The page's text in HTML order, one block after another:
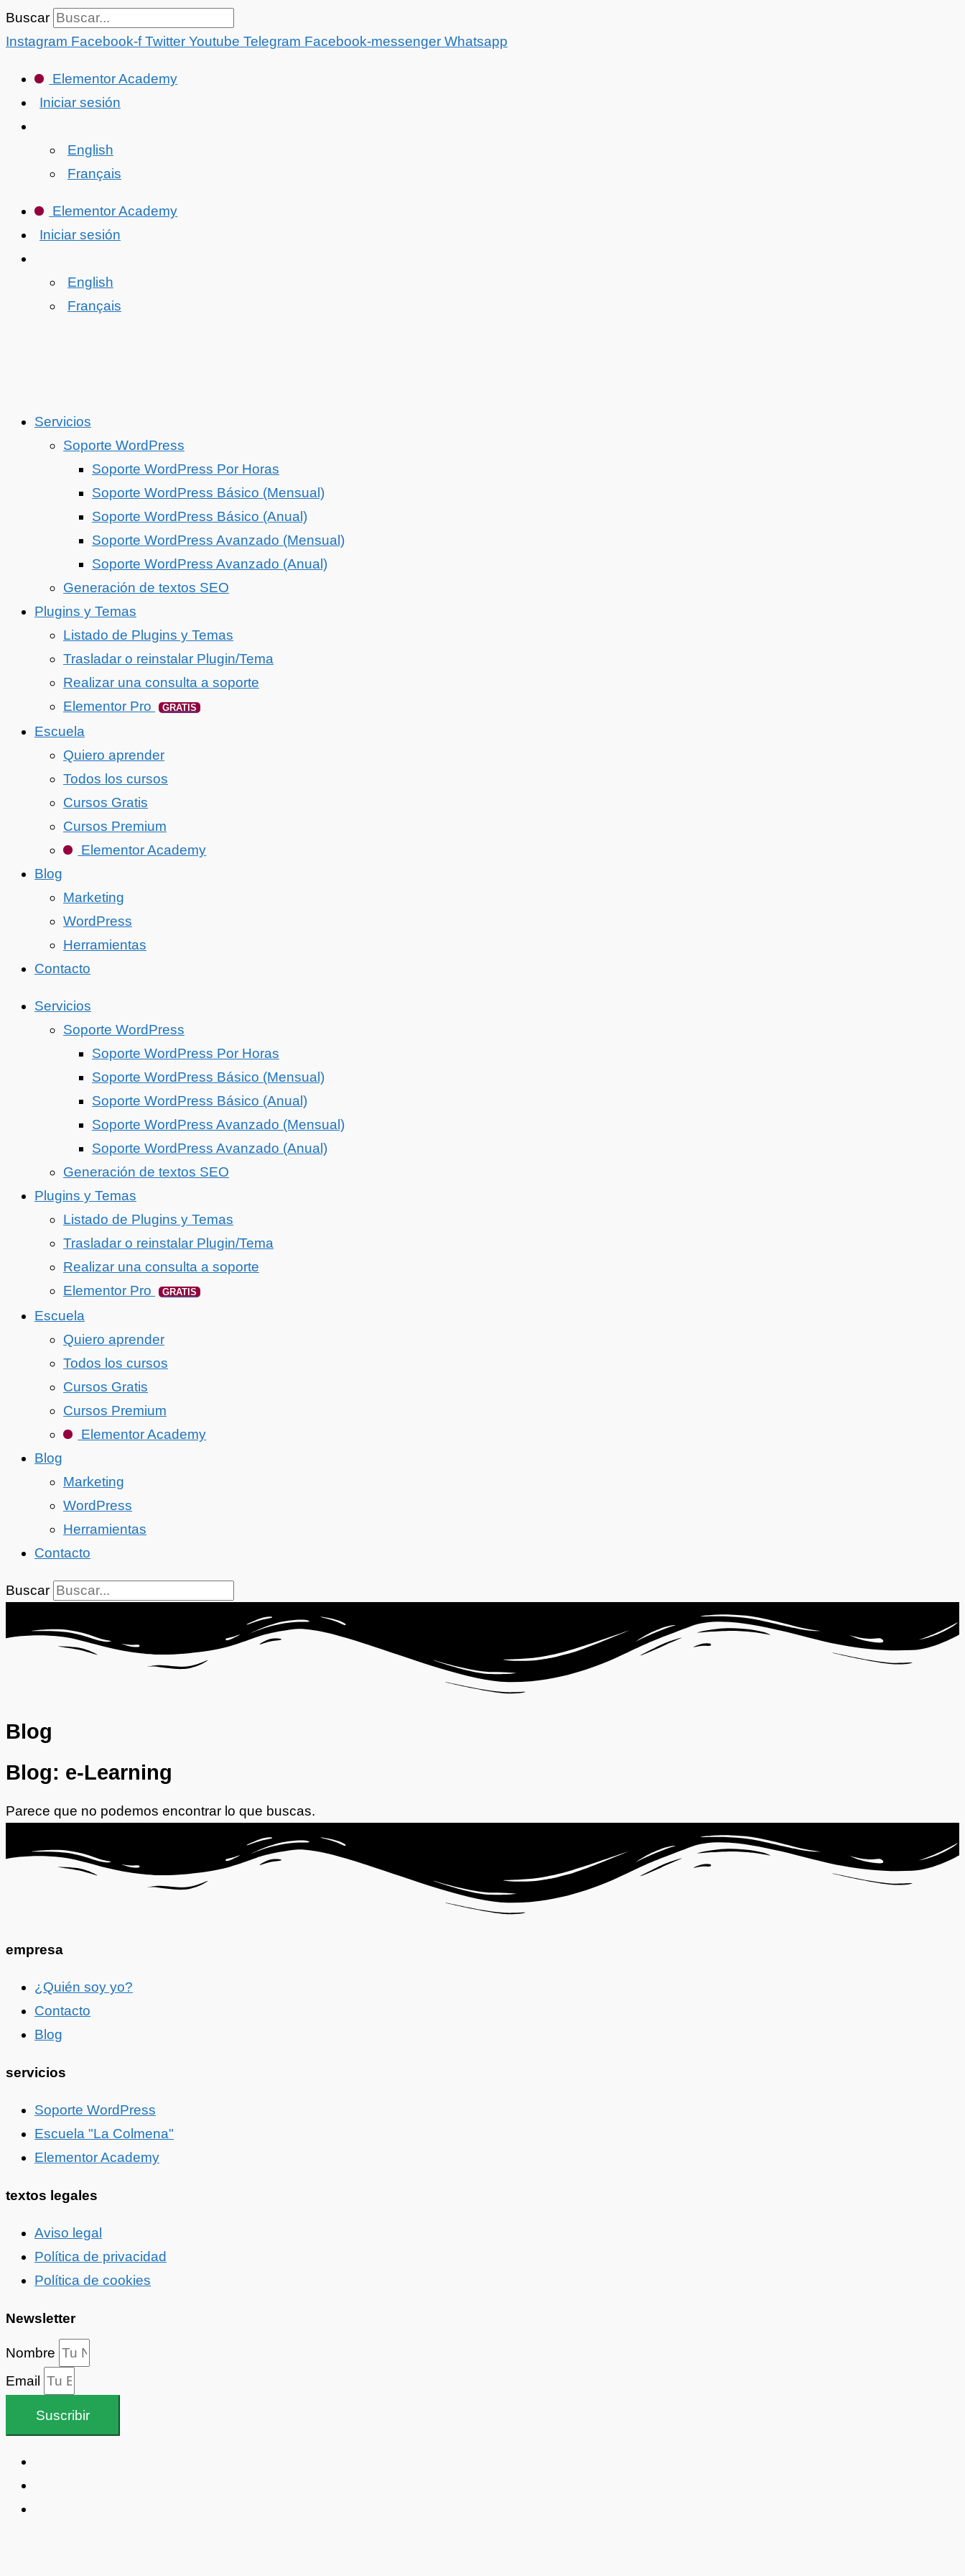
Ir
al
Buscar
Instagram Facebook-f Twitter Youtube Telegram Facebook-messenger Whatsapp
Elementor Academy
Iniciar sesión
English
Français
Elementor Academy
Iniciar sesión
English
Français
Servicios
Soporte WordPress
Soporte WordPress Por Horas
Soporte WordPress Básico (Mensual)
Soporte WordPress Básico (Anual)
Soporte WordPress Avanzado (Mensual)
Soporte WordPress Avanzado (Anual)
Generación de textos SEO
Plugins y Temas
Listado de Plugins y Temas
Trasladar o reinstalar Plugin/Tema
Realizar una consulta a soporte
Elementor Pro
GRATIS
Escuela
Quiero aprender
Todos los cursos
Cursos Gratis
Cursos Premium
Elementor Academy
Blog
Marketing
WordPress
Herramientas
Contacto
Servicios
Soporte WordPress
Soporte WordPress Por Horas
Soporte WordPress Básico (Mensual)
Soporte WordPress Básico (Anual)
Soporte WordPress Avanzado (Mensual)
Soporte WordPress Avanzado (Anual)
Generación de textos SEO
Plugins y Temas
Listado de Plugins y Temas
Trasladar o reinstalar Plugin/Tema
Realizar una consulta a soporte
Elementor Pro
GRATIS
Escuela
Quiero aprender
Todos los cursos
Cursos Gratis
Cursos Premium
Elementor Academy
Blog
Marketing
WordPress
Herramientas
Contacto
Buscar
Blog
Blog: e-Learning
Parece que no podemos encontrar lo que buscas.
empresa
¿Quién soy yo?
Contacto
Blog
servicios
Soporte WordPress
Escuela "La Colmena"
Elementor Academy
textos legales
Aviso legal
Política de privacidad
Política de cookies
Newsletter
Nombre
Email
Suscribir